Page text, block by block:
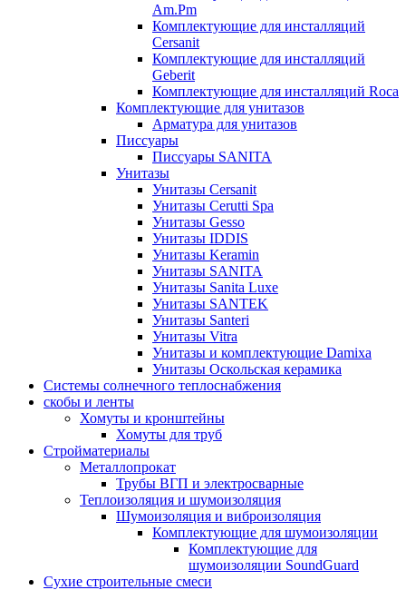
Am.Pm
Комплектующие для инсталляций
Cersanit
Комплектующие для инсталляций
Geberit
Комплектующие для инсталляций Roca
Комплектующие для унитазов
Арматура для унитазов
Писсуары
Писсуары SANITA
Унитазы
Унитазы Cersanit
Унитазы Cerutti Spa
Унитазы Gesso
Унитазы IDDIS
Унитазы Keramin
Унитазы SANITA
Унитазы Sanita Luxe
Унитазы SANTEK
Унитазы Santeri
Унитазы Vitra
Унитазы и комплектующие Damixa
Унитазы Оскольская керамика
Системы солнечного теплоснабжения
скобы и ленты
Хомуты и кронштейны
Хомуты для труб
Стройматериалы
Металлопрокат
Трубы ВГП и электросварные
Теплоизоляция и шумоизоляция
Шумоизоляция и виброизоляция
Комплектующие для шумоизоляции
Комплектующие для
шумоизоляции SoundGuard
Сухие строительные смеси